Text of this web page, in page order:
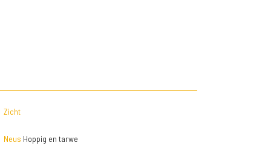
Zicht
Neus Hoppig en tarwe